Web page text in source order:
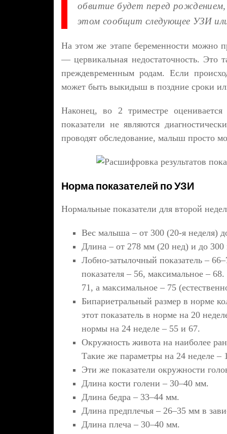
обвитие будет перед
этом сообщит следующее УЗИ
На этом же этапе беременности можно
— цервикальная недостаточность. Это
преждевременным родам. Если
может быть выкидыш в поздние сроки
Наконец, во 2 триместре
показатели не являются
проводят обследование, малыш просто
Норма показателей по УЗИ
Нормальные показатели для второй
Вес малыша – от 300 (20-я неделя)
Длина – от 278 мм (20 нед) и до
Лобно-затылочный показатель –
показателя – 56, максимальное –
71, а максимальное – 75
Бипариетральный размер в норме
этот показатель в норме на 20
нормы на 24 неделе – 55 и 67.
Окружность живота на наиболее
Такие же параметры на 24 неделе –
Эти же показатели окружности
Длина кости голени – 30–40 мм.
Длина бедра – 33–44 мм.
Длина предплечья – 26–35 мм в
Длина плеча – 30–40 мм.